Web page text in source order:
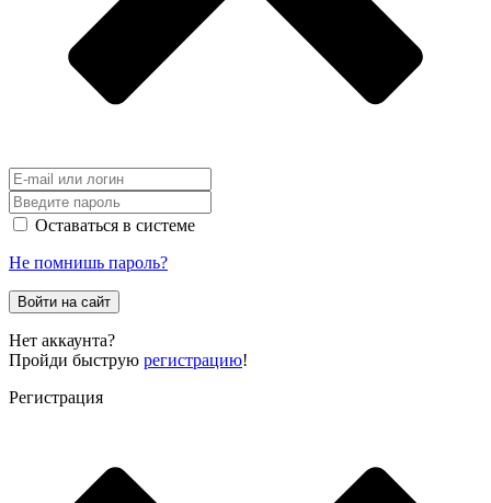
Оставаться в системе
Не помнишь пароль?
Войти на сайт
Нет аккаунта?
Пройди быструю регистрацию!
Регистрация